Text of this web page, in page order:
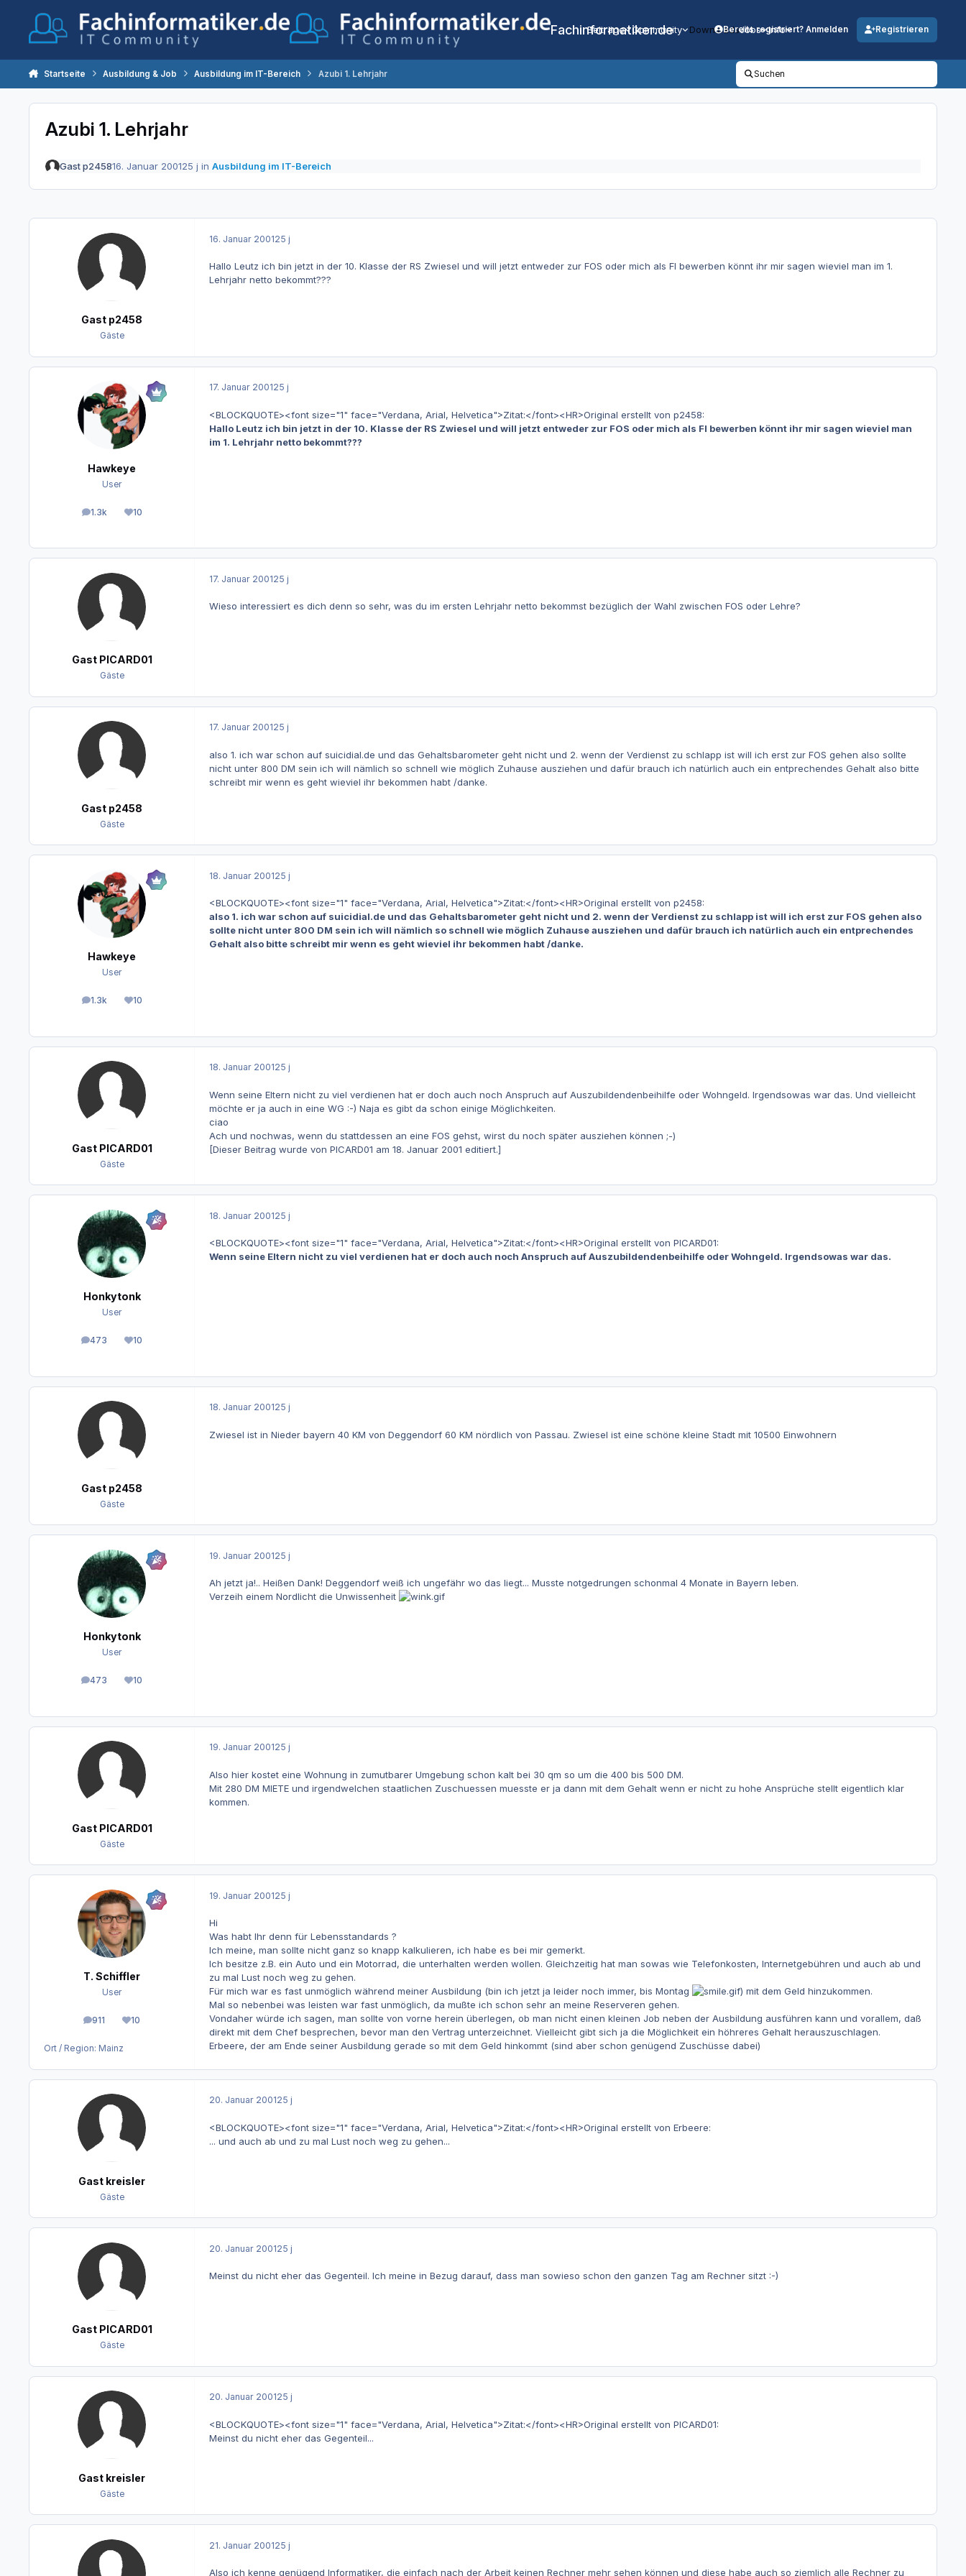
Fachinformatiker.de
Beiträge Community DownloadsJobs Info
Bereits registriert? Anmelden Registrieren
Startseite Ausbildung & Job Ausbildung im IT-Bereich Azubi 1. Lehrjahr Suchen
Azubi 1. Lehrjahr
Gast p245816. Januar 200125 j in Ausbildung im IT-Bereich
Gast p2458
Gäste
16. Januar 200125 j
Hallo Leutz ich bin jetzt in der 10. Klasse der RS Zwiesel und will jetzt entweder zur FOS oder mich als FI bewerben könnt ihr mir sagen wieviel man im 1.
Lehrjahr netto bekommt???
Hawkeye
User
1.3k
Beiträge 10
Reputation
17. Januar 200125 j
<BLOCKQUOTE><font size="1" face="Verdana, Arial, Helvetica">Zitat:</font><HR>Original erstellt von p2458:
Hallo Leutz ich bin jetzt in der 10. Klasse der RS Zwiesel und will jetzt entweder zur FOS oder mich als FI bewerben könnt ihr mir sagen wieviel man
im 1. Lehrjahr netto bekommt???
Gast PICARD01
Gäste
17. Januar 200125 j
Wieso interessiert es dich denn so sehr, was du im ersten Lehrjahr netto bekommst bezüglich der Wahl zwischen FOS oder Lehre?
Gast p2458
Gäste
17. Januar 200125 j
also 1. ich war schon auf suicidial.de und das Gehaltsbarometer geht nicht und 2. wenn der Verdienst zu schlapp ist will ich erst zur FOS gehen also sollte
nicht unter 800 DM sein ich will nämlich so schnell wie möglich Zuhause ausziehen und dafür brauch ich natürlich auch ein entprechendes Gehalt also bitte
schreibt mir wenn es geht wieviel ihr bekommen habt /danke.
Hawkeye
User
1.3k
Beiträge 10
Reputation
18. Januar 200125 j
<BLOCKQUOTE><font size="1" face="Verdana, Arial, Helvetica">Zitat:</font><HR>Original erstellt von p2458:
also 1. ich war schon auf suicidial.de und das Gehaltsbarometer geht nicht und 2. wenn der Verdienst zu schlapp ist will ich erst zur FOS gehen also
sollte nicht unter 800 DM sein ich will nämlich so schnell wie möglich Zuhause ausziehen und dafür brauch ich natürlich auch ein entprechendes
Gehalt also bitte schreibt mir wenn es geht wieviel ihr bekommen habt /danke.
Gast PICARD01
Gäste
18. Januar 200125 j
Wenn seine Eltern nicht zu viel verdienen hat er doch auch noch Anspruch auf Auszubildendenbeihilfe oder Wohngeld. Irgendsowas war das. Und vielleicht
möchte er ja auch in eine WG :-) Naja es gibt da schon einige Möglichkeiten.
ciao
Ach und nochwas, wenn du stattdessen an eine FOS gehst, wirst du noch später ausziehen können ;-)
[Dieser Beitrag wurde von PICARD01 am 18. Januar 2001 editiert.]
Honkytonk
User
473
Beiträge 10
Reputation
18. Januar 200125 j
<BLOCKQUOTE><font size="1" face="Verdana, Arial, Helvetica">Zitat:</font><HR>Original erstellt von PICARD01:
Wenn seine Eltern nicht zu viel verdienen hat er doch auch noch Anspruch auf Auszubildendenbeihilfe oder Wohngeld. Irgendsowas war das.
Gast p2458
Gäste
18. Januar 200125 j
Zwiesel ist in Nieder bayern 40 KM von Deggendorf 60 KM nördlich von Passau. Zwiesel ist eine schöne kleine Stadt mit 10500 Einwohnern
Honkytonk
User
473
Beiträge 10
Reputation
19. Januar 200125 j
Ah jetzt ja!.. Heißen Dank! Deggendorf weiß ich ungefähr wo das liegt... Musste notgedrungen schonmal 4 Monate in Bayern leben.
Verzeih einem Nordlicht die Unwissenheit
Gast PICARD01
Gäste
19. Januar 200125 j
Also hier kostet eine Wohnung in zumutbarer Umgebung schon kalt bei 30 qm so um die 400 bis 500 DM.
Mit 280 DM MIETE und irgendwelchen staatlichen Zuschuessen muesste er ja dann mit dem Gehalt wenn er nicht zu hohe Ansprüche stellt eigentlich klar
kommen.
T. Schiffler
User
911
Beiträge10
Reputation
Ort / Region: Mainz
19. Januar 200125 j
Hi
Was habt Ihr denn für Lebensstandards ?
Ich meine, man sollte nicht ganz so knapp kalkulieren, ich habe es bei mir gemerkt.
Ich besitze z.B. ein Auto und ein Motorrad, die unterhalten werden wollen. Gleichzeitig hat man sowas wie Telefonkosten, Internetgebühren und auch ab und
zu mal Lust noch weg zu gehen.
Für mich war es fast unmöglich während meiner Ausbildung (bin ich jetzt ja leider noch immer, bis Montag
) mit dem Geld hinzukommen.
Mal so nebenbei was leisten war fast unmöglich, da mußte ich schon sehr an meine Reserveren gehen.
Vondaher würde ich sagen, man sollte von vorne herein überlegen, ob man nicht einen kleinen Job neben der Ausbildung ausführen kann und vorallem, daß
direkt mit dem Chef besprechen, bevor man den Vertrag unterzeichnet. Vielleicht gibt sich ja die Möglichkeit ein höhreres Gehalt herauszuschlagen.
Erbeere, der am Ende seiner Ausbildung gerade so mit dem Geld hinkommt (sind aber schon genügend Zuschüsse dabei)
Gast kreisler
Gäste
20. Januar 200125 j
<BLOCKQUOTE><font size="1" face="Verdana, Arial, Helvetica">Zitat:</font><HR>Original erstellt von Erbeere:
... und auch ab und zu mal Lust noch weg zu gehen...
Gast PICARD01
Gäste
20. Januar 200125 j
Meinst du nicht eher das Gegenteil. Ich meine in Bezug darauf, dass man sowieso schon den ganzen Tag am Rechner sitzt :-)
Gast kreisler
Gäste
20. Januar 200125 j
<BLOCKQUOTE><font size="1" face="Verdana, Arial, Helvetica">Zitat:</font><HR>Original erstellt von PICARD01:
Meinst du nicht eher das Gegenteil...
21. Januar 200125 j
Also ich kenne genügend Informatiker, die einfach nach der Arbeit keinen Rechner mehr sehen können und diese habe auch so ziemlich alle Rechner zu